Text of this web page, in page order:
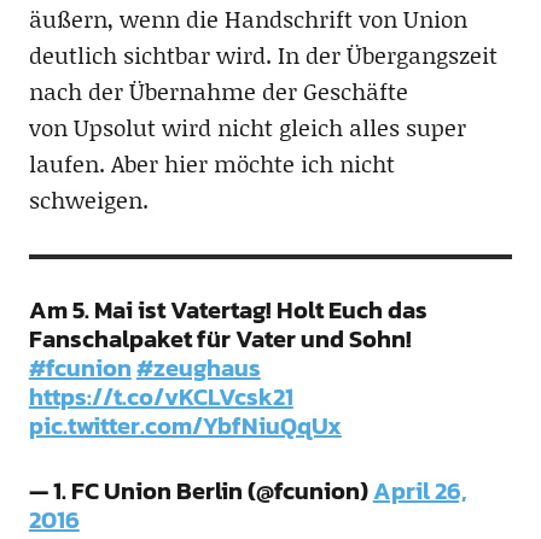
äußern, wenn die Handschrift von Union
deutlich sichtbar wird. In der Übergangszeit
nach der Übernahme der Geschäfte
von Upsolut wird nicht gleich alles super
laufen. Aber hier möchte ich nicht
schweigen.
Am 5. Mai ist Vatertag! Holt Euch das
Fanschalpaket für Vater und Sohn!
#fcunion#zeughaus
https://t.co/vKCLVcsk21
pic.twitter.com/YbfNiuQqUx
— 1. FC Union Berlin (@fcunion)April 26,
2016